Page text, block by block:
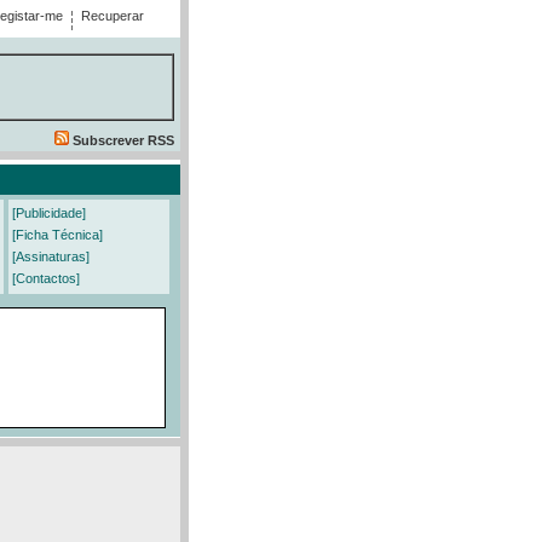
me Recuperar
Subscrever RSS
[Publicidade]
[Ficha Técnica]
[Assinaturas]
[Contactos]